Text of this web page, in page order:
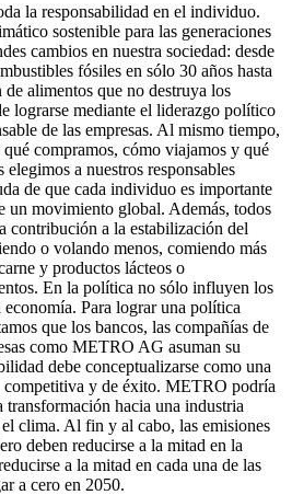
la responsabilidad en el individuo.
sostenible para las generaciones
cambios en nuestra sociedad: desde
fósiles en sólo 30 años hasta
alimentos que no destruya los
lograrse mediante el liderazgo político
de las empresas. Al mismo tiempo,
compramos, cómo viajamos y qué
a nuestros responsables
de que cada individuo es importante
un movimiento global. Además, todos
contribución a la estabilización del
o volando menos, comiendo más
y productos lácteos o
En la política no sólo influyen los
Para lograr una política
que los bancos, las compañías de
como METRO AG asuman su
debe conceptualizarse como una
competitiva y de éxito. METRO podría
transformación hacia una industria
clima. Al fin y al cabo, las emisiones
deben reducirse a la mitad en la
a la mitad en cada una de las
a cero en 2050.